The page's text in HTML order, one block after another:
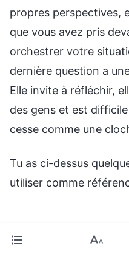
propres perspectives,
que vous avez pris
orchestrer votre
dernière question a
Elle invite à réfléchir,
des gens et est
cesse comme une
Tu as ci-dessus
utiliser comme